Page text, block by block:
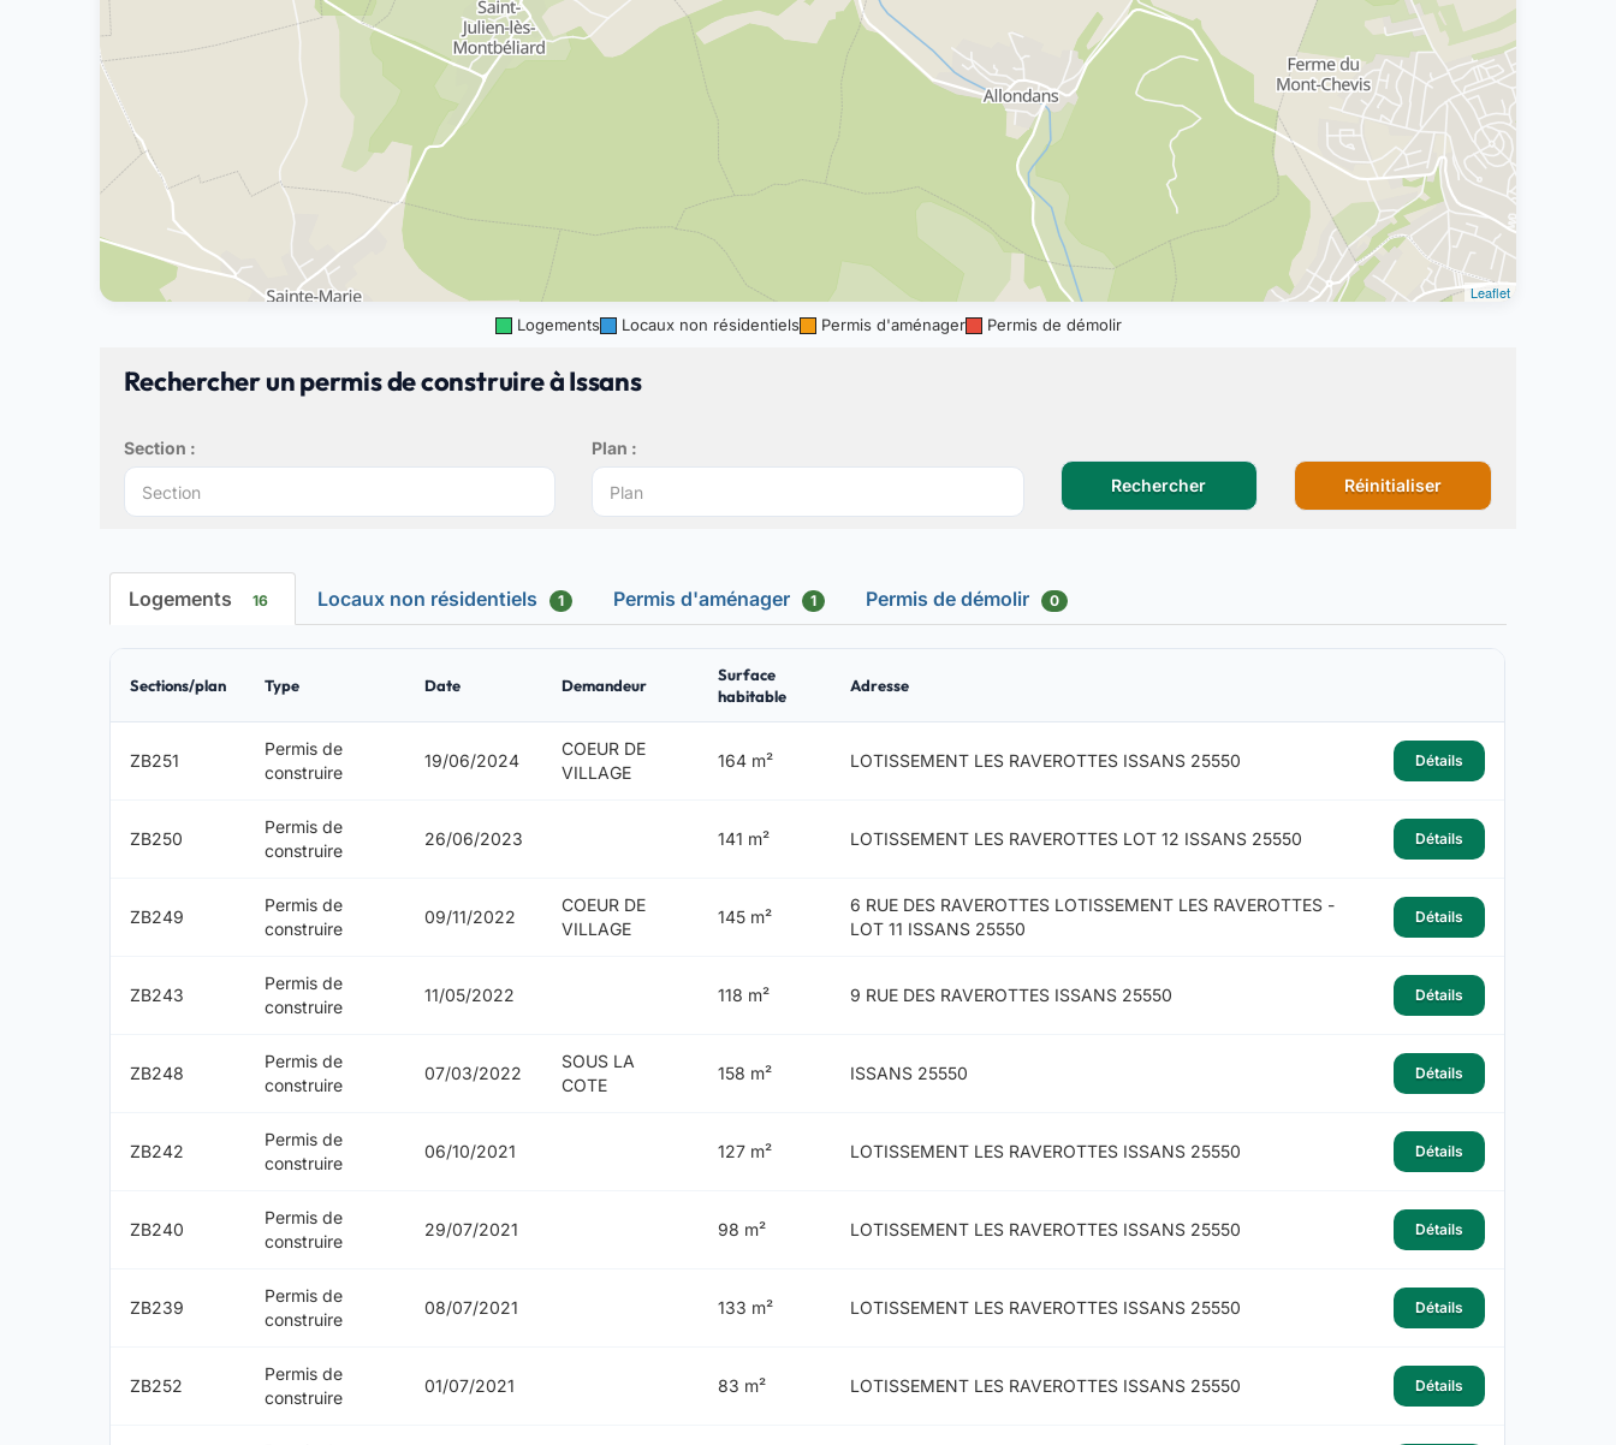
Leaflet
Logements
Locaux non résidentiels Permis d'aménager Permis de démolir
Rechercher un permis de construire à Issans
Section :
Plan :
Rechercher
Réinitialiser
Logements 16 Locaux non résidentiels 1 Permis d'aménager 1 Permis de démolir 0
Sections/plan Type Date Demandeur
Surface
habitable
Adresse
ZB251
Permis de
construire
19/06/2024
COEUR DE
VILLAGE
164 m² LOTISSEMENT LES RAVEROTTES ISSANS 25550 Détails
ZB250
Permis de
construire
26/06/2023 141 m² LOTISSEMENT LES RAVEROTTES LOT 12 ISSANS 25550 Détails
ZB249
Permis de
construire
09/11/2022
COEUR DE
VILLAGE
145 m²
6 RUE DES RAVEROTTES LOTISSEMENT LES RAVEROTTES -
LOT 11 ISSANS 25550
Détails
ZB243
Permis de
construire
11/05/2022 118 m² 9 RUE DES RAVEROTTES ISSANS 25550 Détails
ZB248
Permis de
construire
07/03/2022
SOUS LA
COTE
158 m² ISSANS 25550 Détails
ZB242
Permis de
construire
06/10/2021 127 m² LOTISSEMENT LES RAVEROTTES ISSANS 25550 Détails
ZB240
Permis de
construire
29/07/2021 98 m² LOTISSEMENT LES RAVEROTTES ISSANS 25550 Détails
ZB239
Permis de
construire
08/07/2021 133 m² LOTISSEMENT LES RAVEROTTES ISSANS 25550 Détails
ZB252
Permis de
construire
01/07/2021 83 m² LOTISSEMENT LES RAVEROTTES ISSANS 25550 Détails